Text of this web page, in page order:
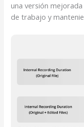
una versión
de trabajo y